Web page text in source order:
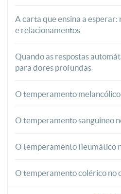
A carta que ensina a
e relacionamentos
Quando as respostas
para dores profundas
O temperamento
O temperamento sanguíneo
O temperamento fleumático
O temperamento colérico no